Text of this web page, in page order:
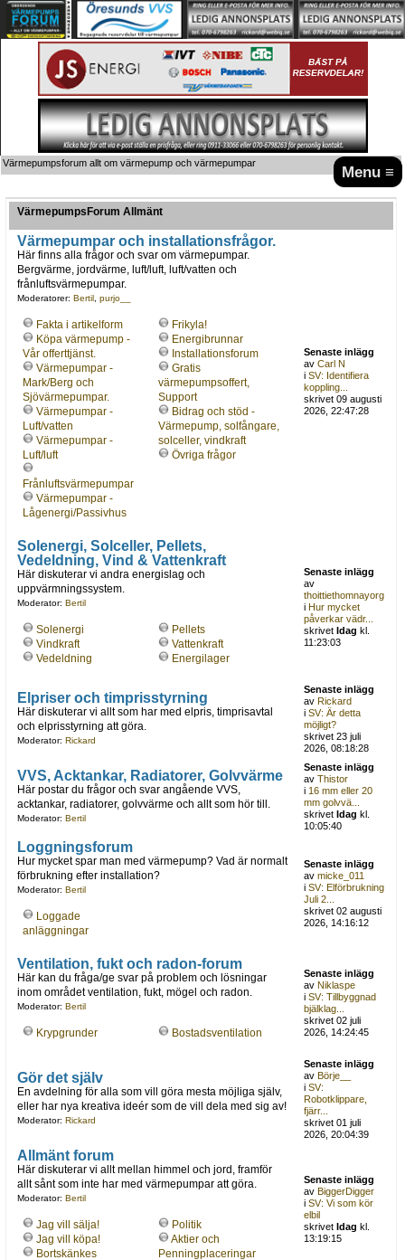
Menu ≡
Värmepumpsforum allt om värmepump och värmepumpar
VärmepumpsForum Allmänt
Värmepumpar och installationsfrågor.
Här finns alla frågor och svar om värmepumpar.
Bergvärme, jordvärme, luft/luft, luft/vatten och
frånluftsvärmepumpar.
Moderatorer: Bertil, purjo__
Fakta i artikelform
Köpa värmepump -
Vår offerttjänst.
Värmepumpar -
Mark/Berg och
Sjövärmepumpar.
Värmepumpar -
Luft/vatten
Värmepumpar -
Luft/luft
Frånluftsvärmepumpar
Värmepumpar -
Lågenergi/Passivhus
Frikyla!
Energibrunnar
Installationsforum
Gratis
värmepumpsoffert,
Support
Bidrag och stöd -
Värmepump, solfångare,
solceller, vindkraft
Övriga frågor
Senaste inlägg
avCarl N
iSV: Identifiera
koppling...
skrivet 09 augusti
2026, 22:47:28
Solenergi, Solceller, Pellets,
Vedeldning, Vind & Vattenkraft
Här diskuterar vi andra energislag och
uppvärmningssystem.
Moderator: Bertil
Solenergi
Vindkraft
Vedeldning
Pellets
Vattenkraft
Energilager
Senaste inlägg
av
thoittiethomnayorg
iHur mycket
påverkar vädr...
skrivetIdag kl.
11:23:03
Elpriser och timprisstyrning
Här diskuterar vi allt som har med elpris, timprisavtal
och elprisstyrning att göra.
Moderator: Rickard
Senaste inlägg
avRickard
iSV: Är detta
möjligt?
skrivet 23 juli
2026, 08:18:28
VVS, Acktankar, Radiatorer, Golvvärme
Här postar du frågor och svar angående VVS,
acktankar, radiatorer, golvvärme och allt som hör till.
Moderator: Bertil
Senaste inlägg
avThistor
i 16 mm eller 20
mm golvvä...
skrivetIdag kl.
10:05:40
Loggningsforum
Hur mycket spar man med värmepump? Vad är normalt
förbrukning efter installation?
Moderator: Bertil
Loggade
anläggningar
Senaste inlägg
avmicke_011
iSV: Elförbrukning
Juli 2...
skrivet 02 augusti
2026, 14:16:12
Ventilation, fukt och radon-forum
Här kan du fråga/ge svar på problem och lösningar
inom området ventilation, fukt, mögel och radon.
Moderator: Bertil
Krypgrunder Bostadsventilation
Senaste inlägg
avNiklaspe
iSV: Tillbyggnad
bjälklag...
skrivet 02 juli
2026, 14:24:45
Gör det själv
En avdelning för alla som vill göra mesta möjliga själv,
eller har nya kreativa ideér som de vill dela med sig av!
Moderator: Rickard
Senaste inlägg
avBörje__
iSV:
Robotklippare,
fjärr...
skrivet 01 juli
2026, 20:04:39
Allmänt forum
Här diskuterar vi allt mellan himmel och jord, framför
allt sånt som inte har med värmepumpar att göra.
Moderator: Bertil
Jag vill sälja!
Jag vill köpa!
Bortskänkes
Politik
Aktier och
Penningplaceringar
Senaste inlägg
avBiggerDigger
iSV: Vi som kör
elbil
skrivetIdag kl.
13:19:15